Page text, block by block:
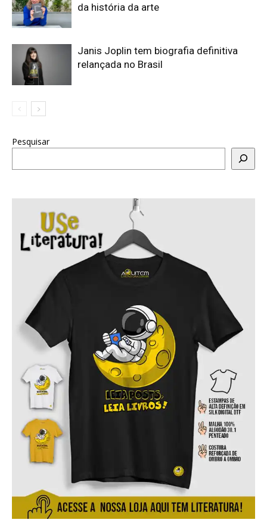
da história da arte
Janis Joplin tem biografia definitiva
relançada no Brasil
Pesquisar